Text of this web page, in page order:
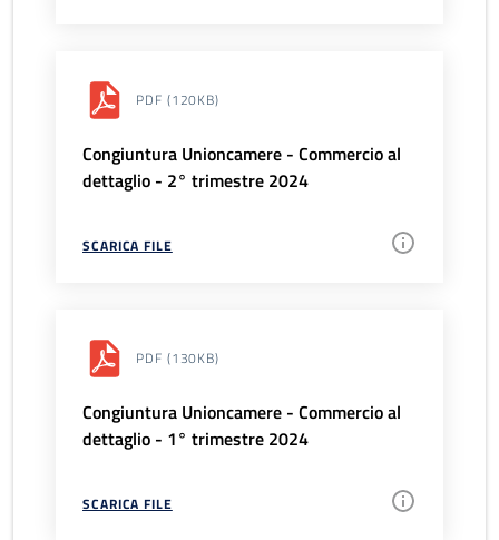
PDF (120KB)
Congiuntura Unioncamere - Commercio al
dettaglio - 2° trimestre 2024
SCARICA FILE
PDF (130KB)
Congiuntura Unioncamere - Commercio al
dettaglio - 1° trimestre 2024
SCARICA FILE